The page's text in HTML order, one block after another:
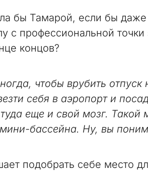
бы Тамарой, если бы даже
с профессиональной
концов?
чтобы врубить отпуск
себя в аэропорт и
еще и свой мозг. Такой
бассейна. Ну, вы
подобрать себе место